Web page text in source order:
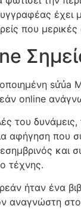
έχει
που
online
του
αφήγηση που
και
τέχνης.
ήταν ένα
αναγνώστη